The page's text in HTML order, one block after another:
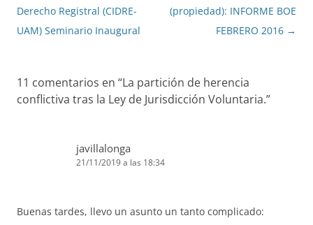
de
entradas
Derecho Registral (CIDRE-
UAM) Seminario Inaugural
(propiedad): INFORME BOE
FEBRERO 2016 →
11 comentarios en “La partición de herencia
conflictiva tras la Ley de Jurisdicción Voluntaria.”
javillalonga
21/11/2019 a las 18:34
Buenas tardes, llevo un asunto un tanto complicado: